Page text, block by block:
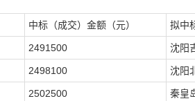
中标（成交）金额（元） 拟中
2491500 沈阳
2498100 沈阳
2502500 秦皇